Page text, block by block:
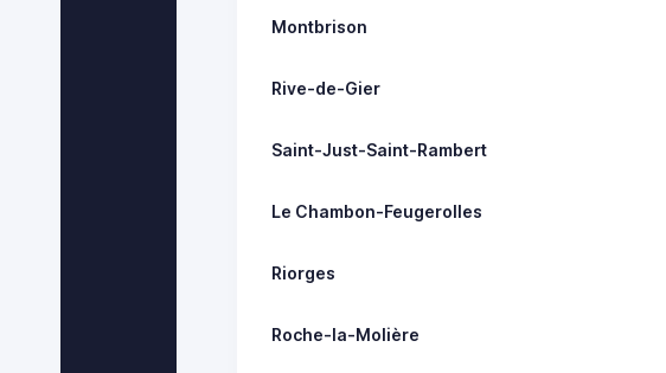
Montbrison
Rive-de-Gier
Saint-Just-Saint-Rambert
Le Chambon-Feugerolles
Riorges
Roche-la-Molière